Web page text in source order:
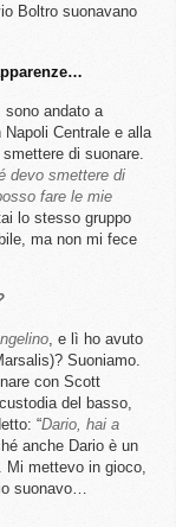
Boltro suonavano
sono andato a
Centrale e alla
smettere di suonare.
devo smettere di
fare le mie
lo stesso gruppo
ma non mi fece
, e lì ho avuto
Suoniamo.
con Scott
del basso,
“Dario, hai a
anche Dario è un
Mi mettevo in gioco,
suonavo…